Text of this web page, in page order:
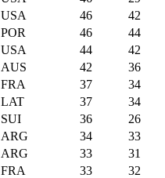
USA 46
42
POR 46
44
USA 44
42
AUS 42
36
FRA 37
34
LAT 37
34
SUI 36
26
ARG 34
33
ARG 33
31
FRA 33
32